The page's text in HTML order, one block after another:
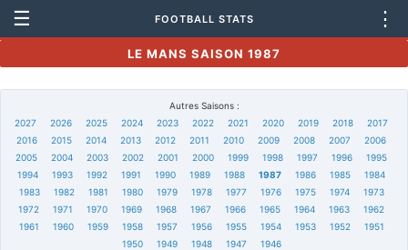
☰ FOOTBALL STATS ⋮
LE MANS SAISON 1987
Autres Saisons :
2027
2026 2025 2024 2023 2022 2021 2020 2019 2018
2017
2016
2015 2014 2013 2012 2011 2010 2009 2008 2007
2006
2005
2004 2003 2002 2001 2000 1999 1998 1997 1996
1995
1994
1993 1992 1991 1990 1989 1988 1987 1986 1985
1984
1983
1982 1981 1980 1979 1978 1977 1976 1975 1974
1973
1972
1971 1970 1969 1968 1967 1966 1965 1964 1963
1962
1961
1960 1959 1958 1957 1956 1955 1954 1953 1952
1951
1950
1949 1948 1947 1946